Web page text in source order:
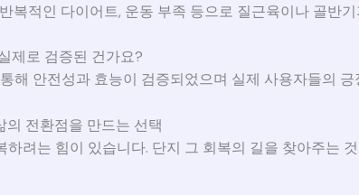
복적인 다이어트, 운동 부족 등으로 질근육이나 골반
제로 검증된 건가요?
해 안전성과 효능이 검증되었으며 실제 사용자들의
의 전환점을 만드는 선택
하려는 힘이 있습니다. 단지 그 회복의 길을 찾아주는